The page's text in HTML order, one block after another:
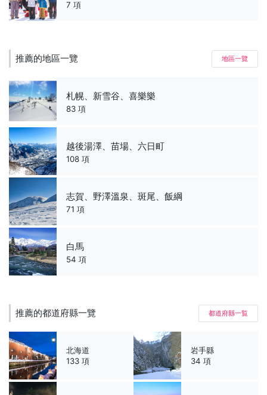
7 項
推薦的地區一覽 地區一覽
札幌、新雪谷、喜樂樂
83 項
越後湯澤、苗場、六日町
108 項
志賀、野澤溫泉、斑尾、飯綱
71 項
白馬
54 項
推薦的都道府縣一覽 都道府縣一覧
北海道
133 項
岩手縣
34 項